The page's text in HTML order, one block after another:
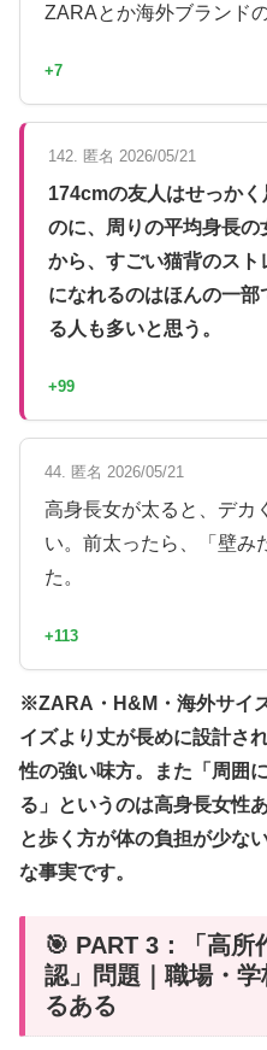
ZARAとか海外ブランド
+7
142. 匿名 2026/05/21
174cmの友人はせっか
のに、周りの平均身長
から、すごい猫背のス
になれるのはほんの一
る人も多いと思う。
+99
44. 匿名 2026/05/21
高身長女が太ると、デカ
い。前太ったら、「壁み
た。
+113
※ZARA・H&M・海外サイ
イズより丈が長めに設計さ
性の強い味方。また「周囲
る」というのは高身長女性
と歩く方が体の負担が少な
な事実です。
🎯 PART 3：「高所
認」問題｜職場・
るある